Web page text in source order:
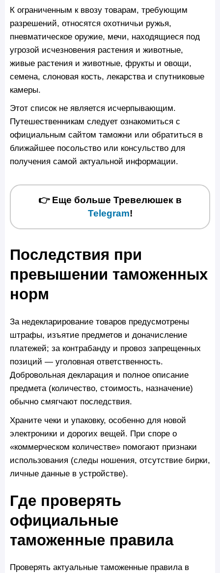
К ограниченным к ввозу товарам, требующим
разрешений, относятся охотничьи ружья,
пневматическое оружие, мечи, находящиеся под
угрозой исчезновения растения и животные,
живые растения и животные, фрукты и овощи,
семена, слоновая кость, лекарства и спутниковые
камеры.
Этот список не является исчерпывающим.
Путешественникам следует ознакомиться с
официальным сайтом таможни или обратиться в
ближайшее посольство или консульство для
получения самой актуальной информации.
👉 Еще больше Тревелюшек в
Telegram!
Последствия при
превышении таможенных
норм
За недекларирование товаров предусмотрены
штрафы, изъятие предметов и доначисление
платежей; за контрабанду и провоз запрещенных
позиций — уголовная ответственность.
Добровольная декларация и полное описание
предмета (количество, стоимость, назначение)
обычно смягчают последствия.
Храните чеки и упаковку, особенно для новой
электроники и дорогих вещей. При споре о
«коммерческом количестве» помогают признаки
использования (следы ношения, отсутствие бирки,
личные данные в устройстве).
Где проверять
официальные
таможенные правила
Проверять актуальные таможенные правила в